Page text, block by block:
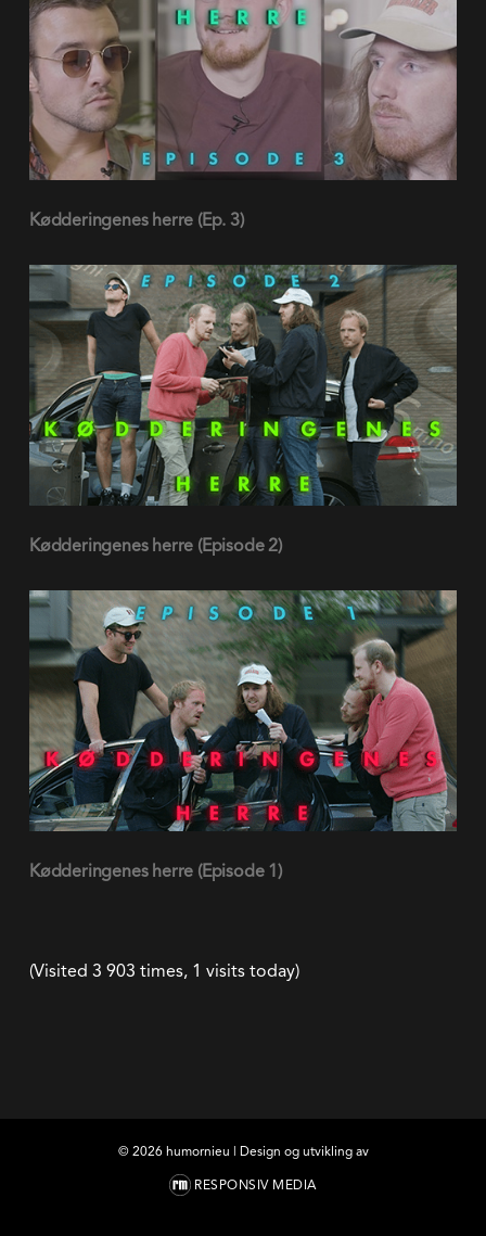
(Visited 3 903 times, 1 visits today)
© 2026humornieu | Design og utvikling av
RESPONSIV MEDIA